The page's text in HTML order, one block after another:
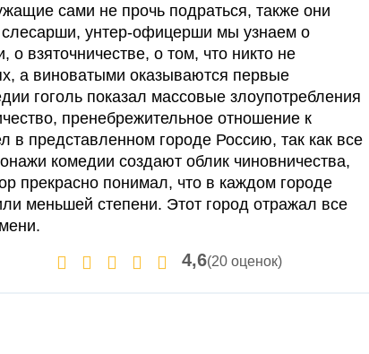
сами не прочь подраться, также они
слесарши, унтер-офицерши мы узнаем о
о взяточничестве, о том, что никто не
а виноватыми оказываются первые
гоголь показал массовые злоупотребления
пренебрежительное отношение к
представленном городе Россию, так как все
комедии создают облик чиновничества,
прекрасно понимал, что в каждом городе
меньшей степени. Этот город отражал все
4,6(20 оценок)